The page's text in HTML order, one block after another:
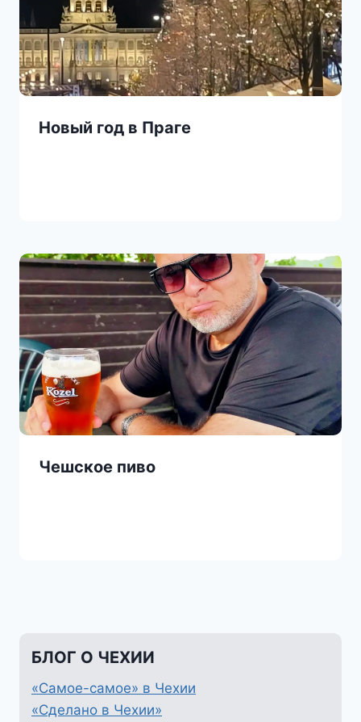
Новый год в Праге
Чешское пиво
БЛОГ О ЧЕХИИ
«Самое-самое» в Чехии
«Сделано в Чехии»